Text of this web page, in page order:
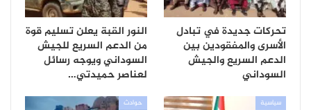
تحركات جديدة في تبادل
الأسرى والمفقودين بين
الدعم السريع والجيش
السوداني
النور القبة يعلن تسليم قوة
من الدعم السريع للجيش
السوداني ويوجه رسائل
لعناصر حميدتي…
سياسية حوادث